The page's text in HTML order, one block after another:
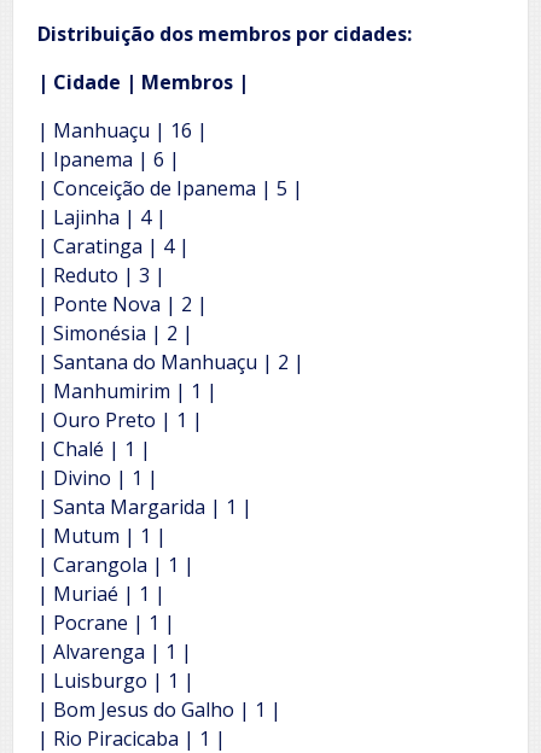
Distribuição dos membros por cidades:
| Cidade | Membros |
| Manhuaçu | 16 |
| Ipanema | 6 |
| Conceição de Ipanema | 5 |
| Lajinha | 4 |
| Caratinga | 4 |
| Reduto | 3 |
| Ponte Nova | 2 |
| Simonésia | 2 |
| Santana do Manhuaçu | 2 |
| Manhumirim | 1 |
| Ouro Preto | 1 |
| Chalé | 1 |
| Divino | 1 |
| Santa Margarida | 1 |
| Mutum | 1 |
| Carangola | 1 |
| Muriaé | 1 |
| Pocrane | 1 |
| Alvarenga | 1 |
| Luisburgo | 1 |
| Bom Jesus do Galho | 1 |
| Rio Piracicaba | 1 |